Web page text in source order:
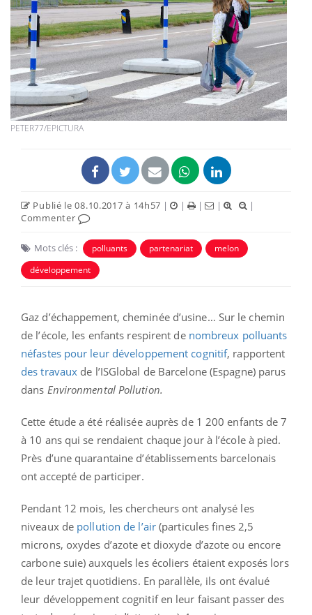
PETER77/EPICTURA
Publié le 08.10.2017 à 14h57 | | | |
|
Commenter
Mots clés : polluants partenariat
melon
développement
Gaz d’échappement, cheminée d’usine… Sur le chemin
de l’école, les enfants respirent de nombreux polluants
néfastes pour leur développement cognitif, rapportent
des travaux de l’ISGlobal de Barcelone (Espagne) parus
dans Environmental Pollution.
Cette étude a été réalisée auprès de 1 200 enfants de 7
à 10 ans qui se rendaient chaque jour à l’école à pied.
Près d’une quarantaine d’établissements barcelonais
ont accepté de participer.
Pendant 12 mois, les chercheurs ont analysé les
niveaux de pollution de l’air(particules fines 2,5
microns, oxydes d’azote et dioxyde d’azote ou encore
carbone suie) auxquels les écoliers étaient exposés lors
de leur trajet quotidiens. En parallèle, ils ont évalué
leur développement cognitif en leur faisant passer des